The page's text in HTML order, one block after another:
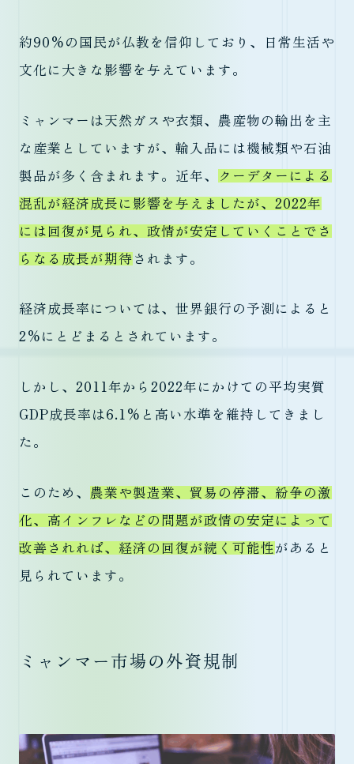
約90%の国民が仏教を信仰しており、日常生活や
文化に大きな影響を与えています。
ミャンマーは天然ガスや衣類、農産物の輸出を主
な産業としていますが、輸入品には機械類や石油
製品が多く含まれます。近年、 クーデターによる
混乱が経済成長に影響を与えましたが、2022年
には回復が見られ、政情が安定していくことでさ
らなる成長が期待 されます。
経済成長率については、世界銀行の予測によると
2%にとどまるとされています。
しかし、2011年から2022年にかけての平均実質
GDP成長率は6.1%と高い水準を維持してきまし
た。
このため、 農業や製造業、貿易の停滞、紛争の激
化、高インフレなどの問題が政情の安定によって
改善されれば、経済の回復が続く可能性があると
見られています。
ミャンマー市場の外資規制